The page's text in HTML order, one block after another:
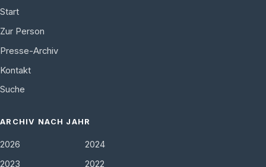
Start
Zur Person
Presse-Archiv
Kontakt
Suche
ARCHIV NACH JAHR
2026
2024
2023
2022